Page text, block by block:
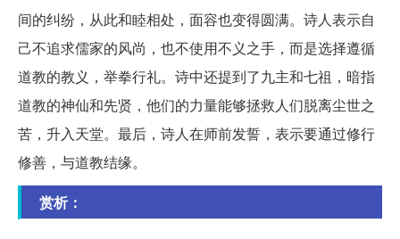
间的纠纷，从此和睦相处，面容也变得圆满。诗人表示自
己不追求儒家的风尚，也不使用不义之手，而是选择遵循
道教的教义，举拳行礼。诗中还提到了九主和七祖，暗指
道教的神仙和先贤，他们的力量能够拯救人们脱离尘世之
苦，升入天堂。最后，诗人在师前发誓，表示要通过修行
修善，与道教结缘。
赏析：